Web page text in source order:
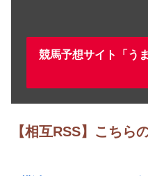
競馬予想サイト「う
【相互RSS】こちら